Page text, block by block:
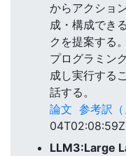
からアクショ
成・構成でき
クを提案する
プログラミン
成し実行する
話する。
論文 参考訳（
LLM3:Large